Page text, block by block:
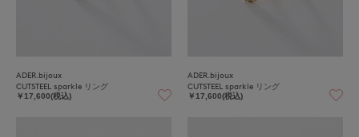
ADER.bijoux
CUTSTEEL sparkle リング
￥17,600(税込)
ADER.bijoux
CUTSTEEL sparkle リング
￥17,600(税込)